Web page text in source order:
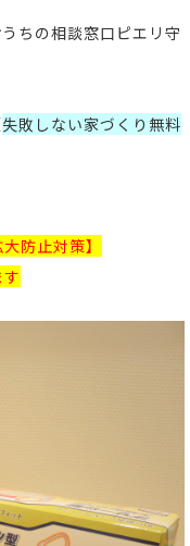
ちの相談窓口ピエリ守
失敗しない家づくり無料
防止対策】